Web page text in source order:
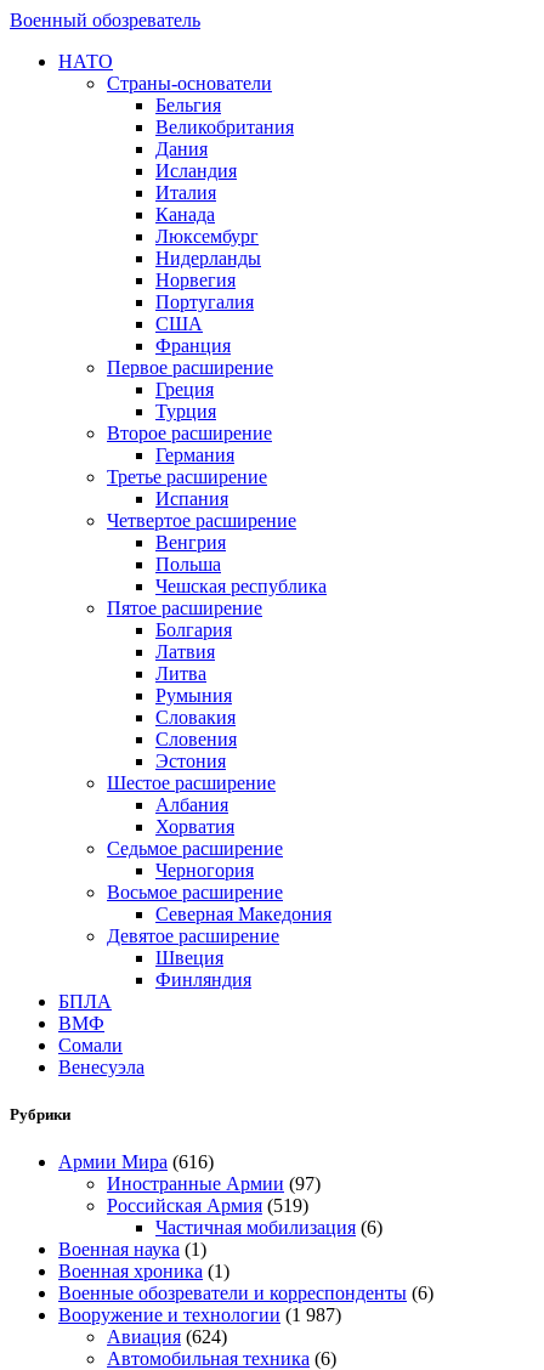
Военный обозреватель
НАТО
Страны-основатели
Бельгия
Великобритания
Дания
Исландия
Италия
Канада
Люксембург
Нидерланды
Норвегия
Португалия
США
Франция
Первое расширение
Греция
Турция
Второе расширение
Германия
Третье расширение
Испания
Четвертое расширение
Венгрия
Польша
Чешская республика
Пятое расширение
Болгария
Латвия
Литва
Румыния
Словакия
Словения
Эстония
Шестое расширение
Албания
Хорватия
Седьмое расширение
Черногория
Восьмое расширение
Северная Македония
Девятое расширение
Швеция
Финляндия
БПЛА
ВМФ
Сомали
Венесуэла
Рубрики
Армии Мира (616)
Иностранные Армии (97)
Российская Армия (519)
Частичная мобилизация (6)
Военная наука (1)
Военная хроника (1)
Военные обозреватели и корреспонденты (6)
Вооружение и технологии (1 987)
Авиация (624)
Автомобильная техника (6)